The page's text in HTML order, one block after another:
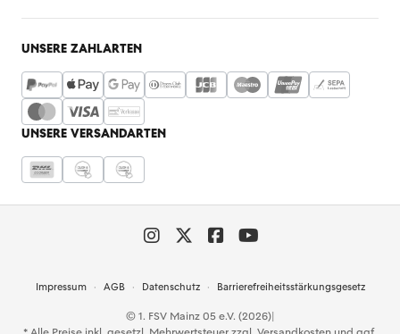
UNSERE ZAHLARTEN
UNSERE VERSANDARTEN
Impressum AGB Datenschutz Barrierefreiheitsstärkungsgesetz
© 1. FSV Mainz 05 e.V. (2026)|